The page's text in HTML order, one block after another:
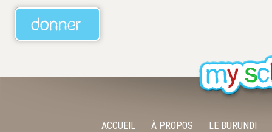
ACCUEIL À PROPOS LE BURUNDI